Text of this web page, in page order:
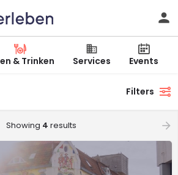
& Trinken Services Events
Filters
Showing 4 results